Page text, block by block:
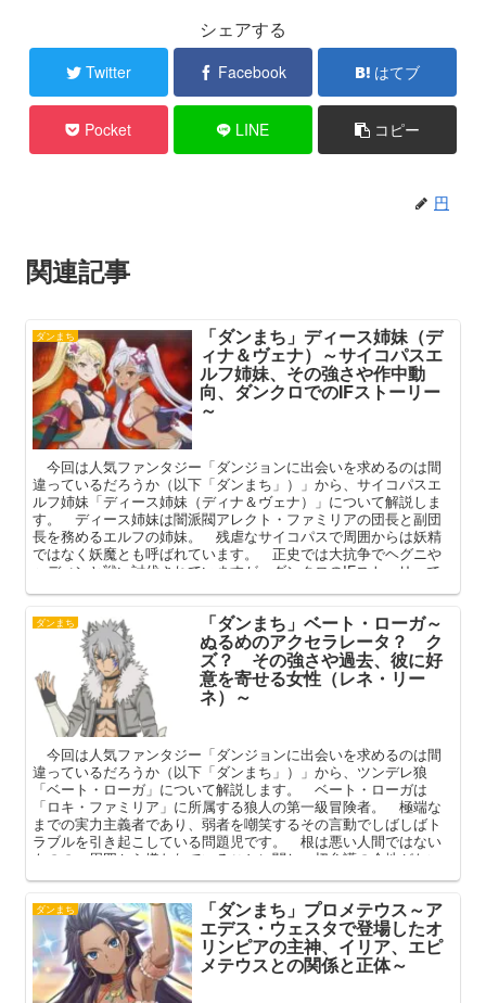
シェアする
Twitter Facebook はてブ
Pocket LINE コピー
円
関連記事
ダンまち 「ダンまち」ディース姉妹（デ
ィナ＆ヴェナ）～サイコパスエ
ルフ姉妹、その強さや作中動
向、ダンクロでのIFストーリー
～
今回は人気ファンタジー「ダンジョンに出会いを求めるのは間
違っているだろうか（以下「ダンまち」）」から、サイコパスエ
ルフ姉妹「ディース姉妹（ディナ＆ヴェナ）」について解説しま
す。 ディース姉妹は闇派閥アレクト・ファミリアの団長と副団
長を務めるエルフの姉妹。 残虐なサイコパスで周囲からは妖精
ではなく妖魔とも呼ばれています。 正史では大抗争でヘグニや
ヘディンと戦い討伐されていますが、ダンクロのIFストーリーで
す。
ダンまち 「ダンまち」ベート・ローガ～
ぬるめのアクセラレータ？ ク
ズ？ その強さや過去、彼に好
意を寄せる女性（レネ・リー
ネ）～
今回は人気ファンタジー「ダンジョンに出会いを求めるのは間
違っているだろうか（以下「ダンまち」）」から、ツンデレ狼
「ベート・ローガ」について解説します。 ベート・ローガは
「ロキ・ファミリア」に所属する狼人の第一級冒険者。 極端な
までの実力主義者であり、弱者を嘲笑するその言動でしばしばト
ラブルを引き起こしている問題児です。 根は悪い人間ではない
ものの、周囲から嫌われていることに関し一切弁護の余地がない
ダンまち 「ダンまち」プロメテウス～ア
エデス・ウェスタで登場したオ
リンピアの主神、イリア、エピ
メテウスとの関係と正体～